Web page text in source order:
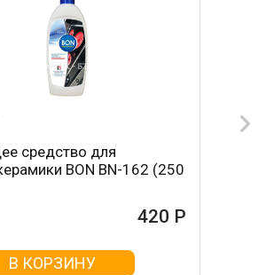
средство для
BON BN-162 (250
420 Р
В КОРЗИНУ